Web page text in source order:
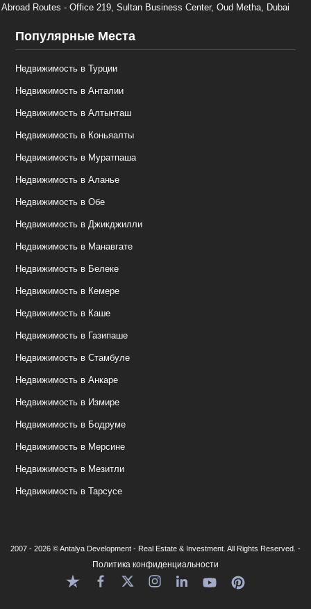
Abroad Routes - Office 219, Sultan Business Center, Oud Metha, Dubai
Популярные Места
Недвижимость в Турции
Недвижимость в Анталии
Недвижимость в Алтынташ
Недвижимость в Коньяалты
Недвижимость в Муратпаша
Недвижимость в Аланье
Недвижимость в Обе
Недвижимость в Джикджилли
Недвижимость в Манавгате
Недвижимость в Белеке
Недвижимость в Кемере
Недвижимость в Каше
Недвижимость в Газипаше
Недвижимость в Стамбуле
Недвижимость в Анкаре
Недвижимость в Измире
Недвижимость в Бодруме
Недвижимость в Мерсине
Недвижимость в Мезитли
Недвижимость в Тарсусе
2007 - 2026 © Antalya Development - Real Estate & Investment. All Rights Reserved. -
Политика конфиденциальности